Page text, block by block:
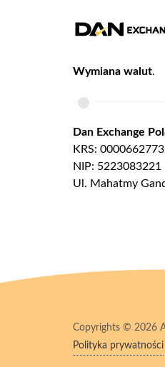
Wymiana walut.
Dan Exchange
KRS: 0000662773
NIP: 5223083221
Ul. Mahatmy
Copyrights © 2026
Polityka prywatności